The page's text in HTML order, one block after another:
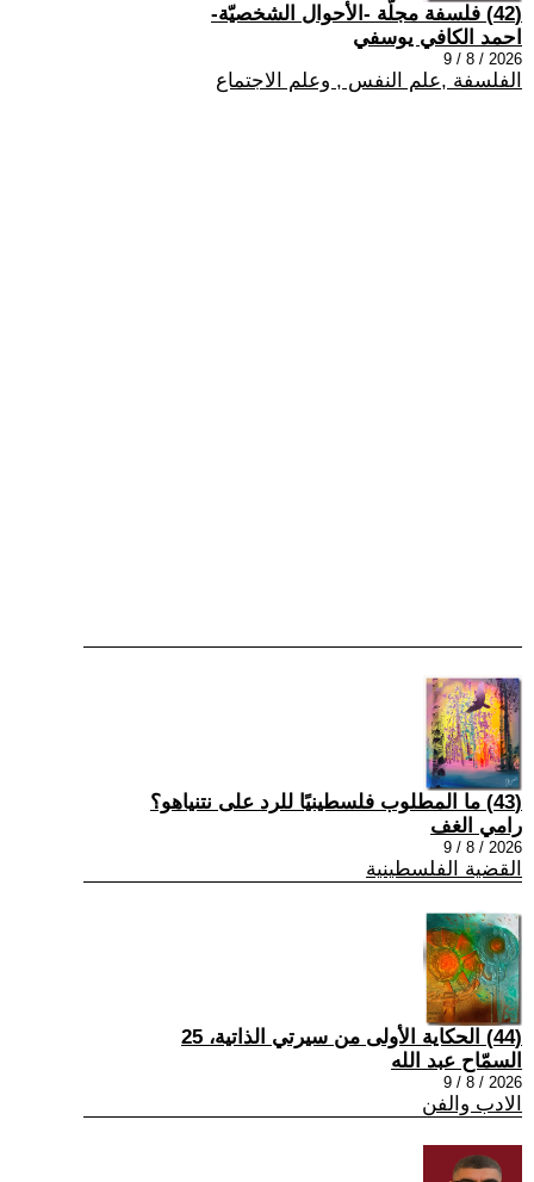
(42) فلسفة مجلّة -الأحوال الشخصيّة-
احمد الكافي يوسفي
2026 / 8 / 9
الفلسفة ,علم النفس , وعلم الاجتماع
(43) ما المطلوب فلسطينيًا للرد على نتنياهو؟
رامي الغف
2026 / 8 / 9
القضية الفلسطينية
(44) الحكاية الأولى من سيرتي الذاتية، 25
السمّاح عبد الله
2026 / 8 / 9
الادب والفن